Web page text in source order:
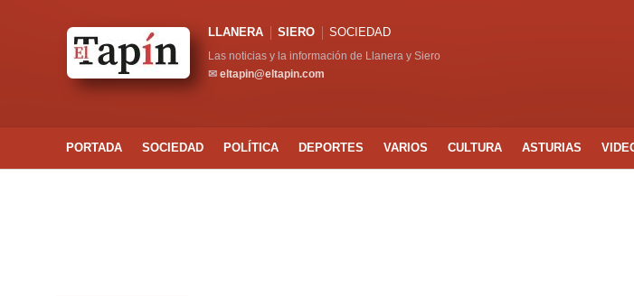
LLANERA SIERO SOCIEDAD
Las noticias y la información de Llanera y Siero
✉ eltapin@eltapin.com
PORTADA SOCIEDAD POLÍTICA DEPORTES VARIOS CULTURA ASTURIAS